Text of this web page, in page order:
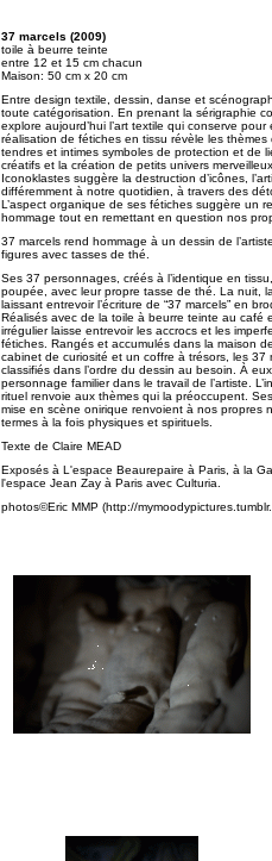
37 marcels (2009)
toile à beurre teinte
entre 12 et 15 cm chacun
Maison: 50 cm x 20 cm
Entre design textile, dessin, danse et
toute catégorisation. En prenant la sérigraphie
explore aujourd’hui l’art textile qui conserve
réalisation de fétiches en tissu révèle les thèmes
tendres et intimes symboles de protection et de
créatifs et la création de petits univers
Iconoklastes suggère la destruction d’icônes,
différemment à notre quotidien, à travers des
L’aspect organique de ses fétiches suggère un
hommage tout en remettant en question nos
37 marcels rend hommage à un dessin de
figures avec tasses de thé.
Ses 37 personnages, créés à l’identique en
poupée, avec leur propre tasse de thé. La nuit,
laissant entrevoir l’écriture de “37 marcels” en
Réalisés avec de la toile à beurre teinte au café
irrégulier laisse entrevoir les accrocs et les
fétiches. Rangés et accumulés dans la maison
cabinet de curiosité et un coffre à trésors, les 37
classifiés dans l’ordre du dessin au besoin. À
personnage familier dans le travail de l’artiste.
rituel renvoie aux thèmes qui la préoccupent.
mise en scène onirique renvoient à nos propres
termes à la fois physiques et spirituels.
Texte de Claire MEAD
Exposés à L'espace Beaurepaire à Paris, à la
l'espace Jean Zay à Paris avec Culturia.
photos©Eric MMP (http://